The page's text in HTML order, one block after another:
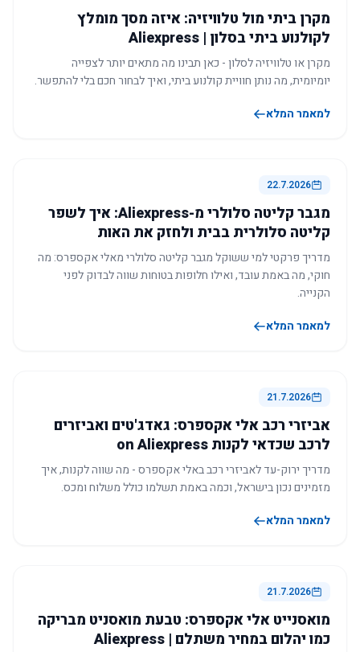
מקרן ביתי מול טלוויזיה: איזה מסך מומלץ
לקולנוע ביתי בסלון | Aliexpress
מקרן או טלוויזיה לסלון - כאן תבינו מה מתאים יותר לצפייה
יומיומית, מה נותן חוויית קולנוע ביתי, ואיך לבחור חכם בלי להתפשר.
למאמר המלא
22.7.2026
מגבר קליטה סלולרי מ-Aliexpress: איך לשפר
קליטה סלולרית בבית ולחזק את האות
מדריך פרקטי למי ששוקל מגבר קליטה סלולרי מאלי אקספרס: מה
חוקי, מה באמת עובד, ואילו חלופות בטוחות שווה לבדוק לפני
הקנייה.
למאמר המלא
21.7.2026
אביזרי רכב אלי אקספרס: גאדג'טים ואביזרים
לרכב שכדאי לקנות on Aliexpress
מדריך ירוק-עד לאביזרי רכב באלי אקספרס - מה שווה לקנות, איך
מזמינים נכון בישראל, וכמה באמת תשלמו כולל משלוח ומכס.
למאמר המלא
21.7.2026
מואסנייט אלי אקספרס: טבעת מואסניט מבריקה
כמו יהלום במחיר משתלם | Aliexpress